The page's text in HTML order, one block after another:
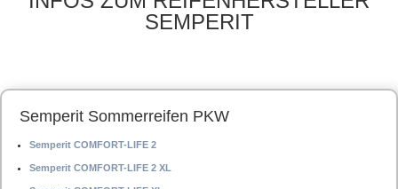
SEMPERIT
Semperit Sommerreifen PKW
Semperit COMFORT-LIFE 2
Semperit COMFORT-LIFE 2 XL